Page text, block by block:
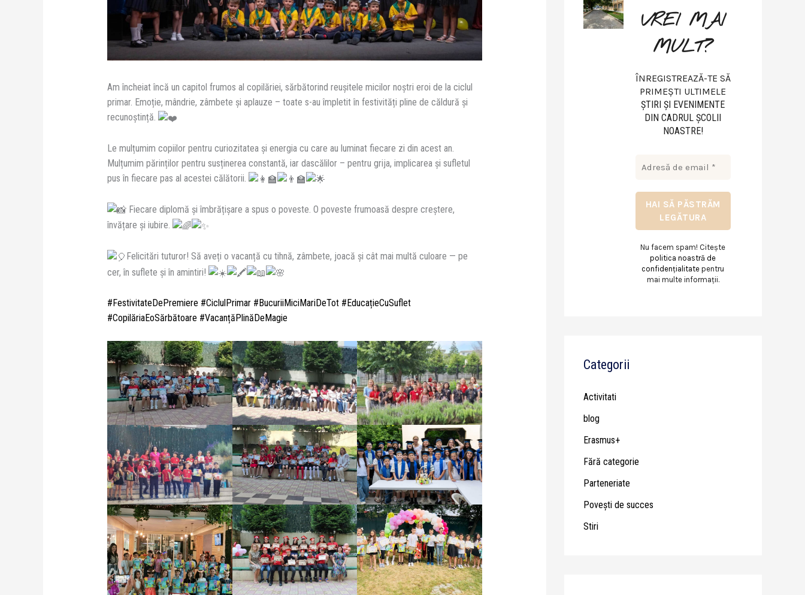
Am încheiat încă un capitol frumos al copilăriei, sărbătorind reușitele micilor noștri eroi de la ciclul
primar. Emoție, mândrie, zâmbete și aplauze – toate s-au împletit în festivități pline de căldură și
recunoștință.
Le mulțumim copiilor pentru curiozitatea și energia cu care au luminat fiecare zi din acest an.
Mulțumim părinților pentru susținerea constantă, iar dascălilor – pentru grija, implicarea și sufletul
pus în fiecare pas al acestei călătorii.
Fiecare diplomă și îmbrățișare a spus o poveste. O poveste frumoasă despre creștere,
învățare și iubire.
Felicitări tuturor! Să aveți o vacanță cu tihnă, zâmbete, joacă și cât mai multă culoare — pe
cer, în suflete și în amintiri!
#FestivitateDePremiere #CiclulPrimar#BucuriiMiciMariDeTot#EducațieCuSuflet
#CopilăriaEoSărbătoare #VacanțăPlinăDeMagie
VREI MAI
MULT?
ÎNREGISTREAZĂ-TE SĂ
PRIMEȘTI ULTIMELE
ŞTIRI ŞI EVENIMENTE
DIN CADRUL ŞCOLII
NOASTRE!
Nu facem spam! Citește
politica noastră de
confidențialitate pentru
mai multe informații.
Categorii
Activitati
blog
Erasmus+
Fără categorie
Parteneriate
Poveşti de succes
Stiri